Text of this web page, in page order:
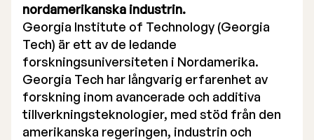
Bolagsstyrelse
Valberedning
Verkställande ledning
Certified Adviser
Bolagsstämmor
nordamerikanska industrin.
Georgia Institute of Technology (Georgia
Tech) är ett av de ledande
forskningsuniversiteten i Nordamerika.
Georgia Tech har långvarig erfarenhet av
forskning inom avancerade och additiva
tillverkningsteknologier, med stöd från den
amerikanska regeringen, industrin och